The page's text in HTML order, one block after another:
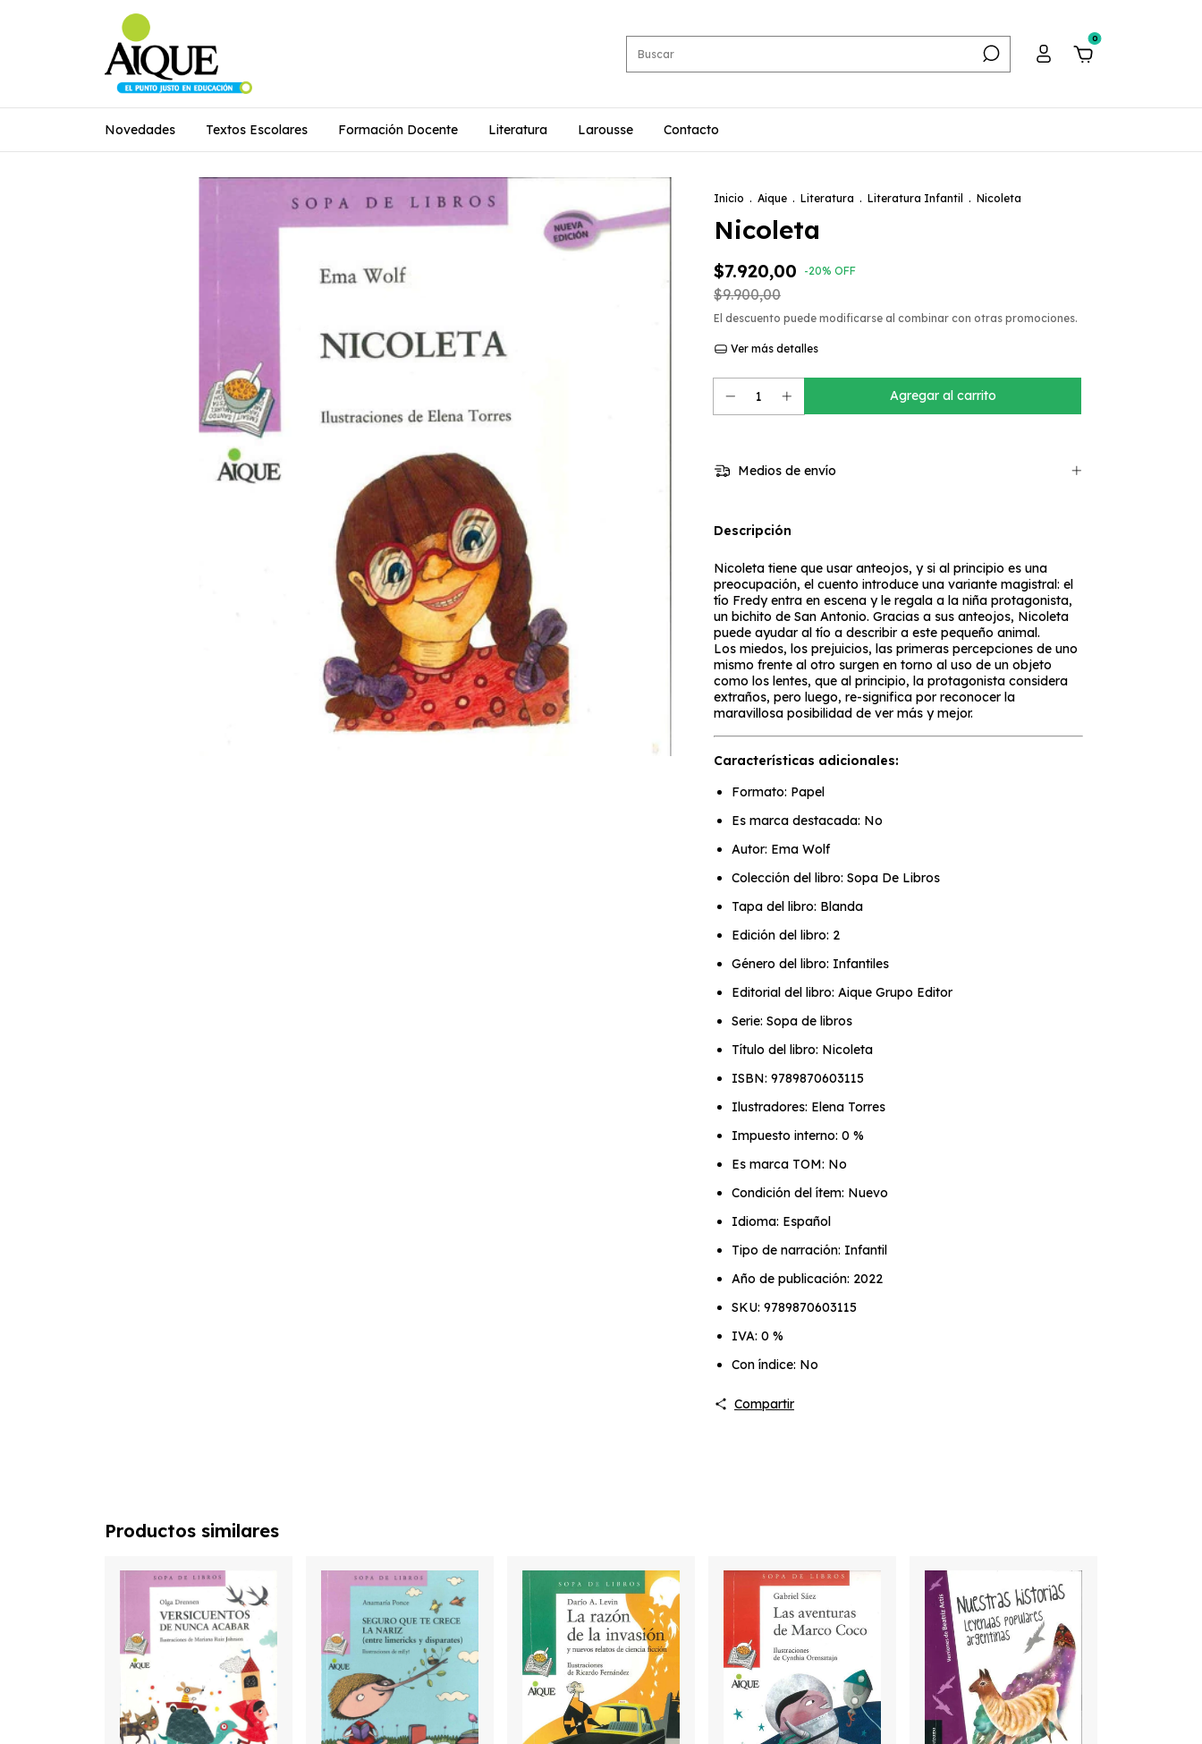
0
Novedades Textos Escolares Formación Docente Literatura Larousse Contacto
Inicio . Aique . Literatura . Literatura Infantil . Nicoleta
Nicoleta
$7.920,00 -20% OFF
$9.900,00
El descuento puede modificarse al combinar con otras promociones.
Ver más detalles
Medios de envío
Descripción
Nicoleta tiene que usar anteojos, y si al principio es una
preocupación, el cuento introduce una variante magistral: el
tío Fredy entra en escena y le regala a la niña protagonista,
un bichito de San Antonio. Gracias a sus anteojos, Nicoleta
puede ayudar al tío a describir a este pequeño animal.
Los miedos, los prejuicios, las primeras percepciones de uno
mismo frente al otro surgen en torno al uso de un objeto
como los lentes, que al principio, la protagonista considera
extraños, pero luego, re-significa por reconocer la
maravillosa posibilidad de ver más y mejor.
Características adicionales:
Formato: Papel
Es marca destacada: No
Autor: Ema Wolf
Colección del libro: Sopa De Libros
Tapa del libro: Blanda
Edición del libro: 2
Género del libro: Infantiles
Editorial del libro: Aique Grupo Editor
Serie: Sopa de libros
Título del libro: Nicoleta
ISBN: 9789870603115
Ilustradores: Elena Torres
Impuesto interno: 0 %
Es marca TOM: No
Condición del ítem: Nuevo
Idioma: Español
Tipo de narración: Infantil
Año de publicación: 2022
SKU: 9789870603115
IVA: 0 %
Con índice: No
Compartir
Productos similares